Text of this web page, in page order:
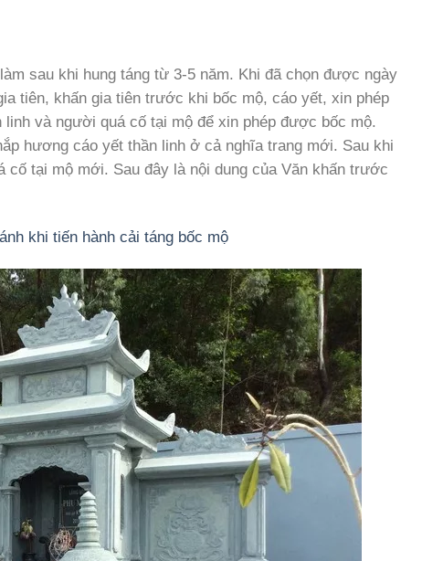
sau khi hung táng từ 3-5 năm. Khi đã chọn được ngày
tiên, khấn gia tiên trước khi bốc mộ, cáo yết, xin phép
và người quá cố tại mộ để xin phép được bốc mộ.
hương cáo yết thần linh ở cả nghĩa trang mới. Sau khi
tại mộ mới. Sau đây là nội dung của Văn khấn trước
khi tiến hành cải táng bốc mộ